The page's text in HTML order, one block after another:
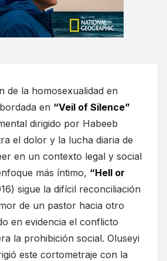
de la homosexualidad en
en “Veil of Silence”
dirigido por Habeeb
el dolor y la lucha diaria de
en un contexto legal y social
más íntimo, “Hell or
sigue la difícil reconciliación
de un pastor hacia otro
en evidencia el conflicto
la prohibición social. Oluseyi
este cortometraje con la